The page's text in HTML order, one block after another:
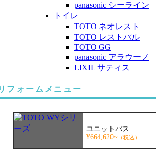
panasonic シーライン
トイレ
TOTO ネオレスト
TOTO レストパル
TOTO GG
panasonic アラウーノ
LIXIL サティス
フォームメニュー
ユニットバス
¥664,620~ （税込）